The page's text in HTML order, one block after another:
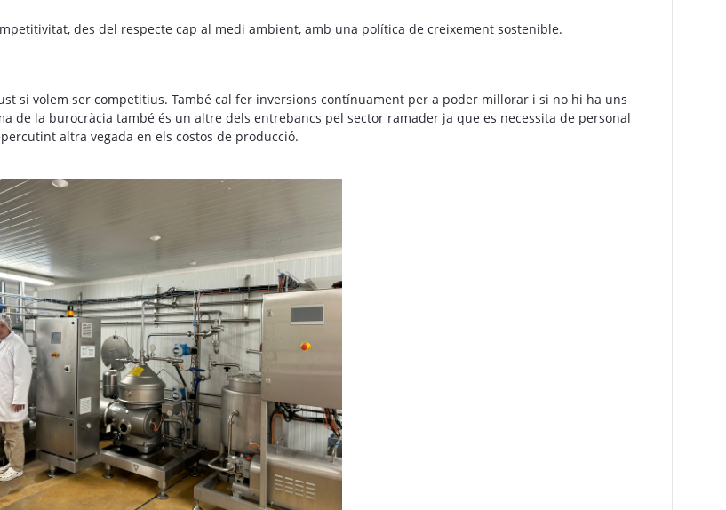
des del respecte cap al medi ambient, amb una política de creixement sostenible.
si volem ser competitius. També cal fer inversions contínuament per a poder millorar i si no hi ha uns
de la burocràcia també és un altre dels entrebancs pel sector ramader ja que es necessita de personal
altra vegada en els costos de producció.